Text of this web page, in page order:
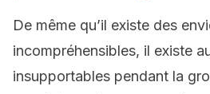
De même qu’il existe des
incompréhensibles, il existe
insupportables pendant la